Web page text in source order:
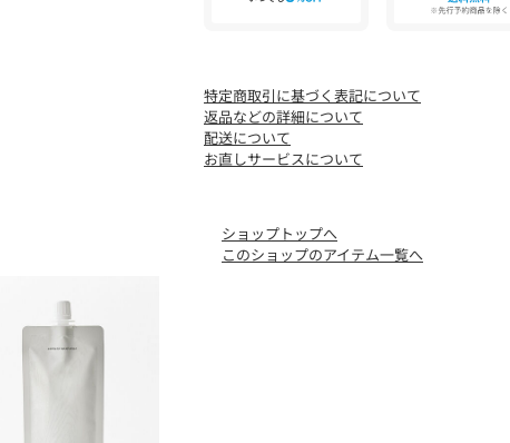
特定商取引に基づく表記について
返品などの詳細について
配送について
お直しサービスについて
ショップトップへ
このショップのアイテム一覧へ